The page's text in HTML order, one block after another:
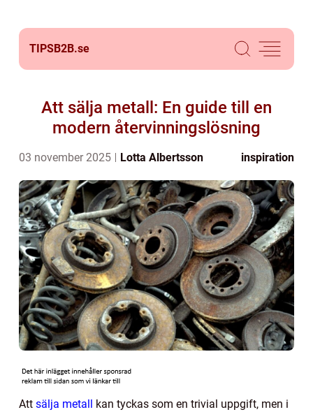
TIPSB2B.se
Att sälja metall: En guide till en
modern återvinningslösning
03 november 2025 Lotta Albertsson inspiration
Att sälja metall kan tyckas som en trivial uppgift, men i